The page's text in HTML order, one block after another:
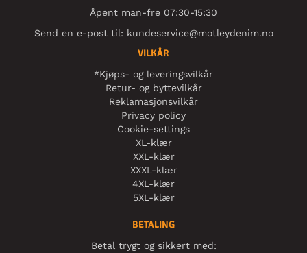
Åpent man-fre 07:30-15:30
Send en e-post til: kundeservice@motleydenim.no
VILKÅR
*Kjøps- og leveringsvilkår
Retur- og byttevilkår
Reklamasjonsvilkår
Privacy policy
Cookie-settings
XL-klær
XXL-klær
XXXL-klær
4XL-klær
5XL-klær
BETALING
Betal trygt og sikkert med: